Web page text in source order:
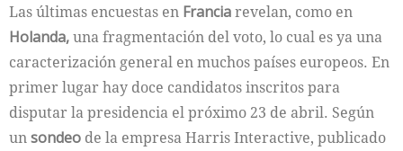
Las últimas encuestas en Franciarevelan, como en
Holanda,una fragmentación del voto, lo cual es ya una
caracterización general en muchos países europeos. En
primer lugar hay doce candidatos inscritos para
disputar la presidencia el próximo 23 de abril. Según
unsondeo de la empresa Harris Interactive, publicado